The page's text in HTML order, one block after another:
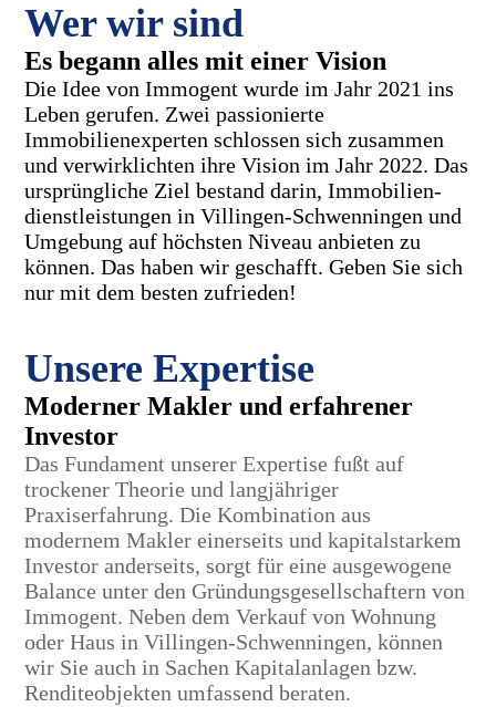
Wer wir sind
Es begann alles mit einer Vision
Die Idee von Immogent wurde im Jahr 2021 ins
Leben gerufen. Zwei passionierte
Immobilienexperten schlossen sich zusammen
und verwirklichten ihre Vision im Jahr 2022. Das
ursprüngliche Ziel bestand darin, Immobilien-
dienstleistungen in Villingen-Schwenningen und
Umgebung auf höchsten Niveau anbieten zu
können. Das haben wir geschafft. Geben Sie sich
nur mit dem besten zufrieden!
Unsere Expertise
Moderner Makler und erfahrener
Investor
Das Fundament unserer Expertise fußt auf
trockener Theorie und langjähriger
Praxiserfahrung. Die Kombination aus
modernem Makler einerseits und kapitalstarkem
Investor anderseits, sorgt für eine ausgewogene
Balance unter den Gründungsgesellschaftern von
Immogent. Neben dem Verkauf von Wohnung
oder Haus in Villingen-Schwenningen, können
wir Sie auch in Sachen Kapitalanlagen bzw.
Renditeobjekten umfassend beraten.